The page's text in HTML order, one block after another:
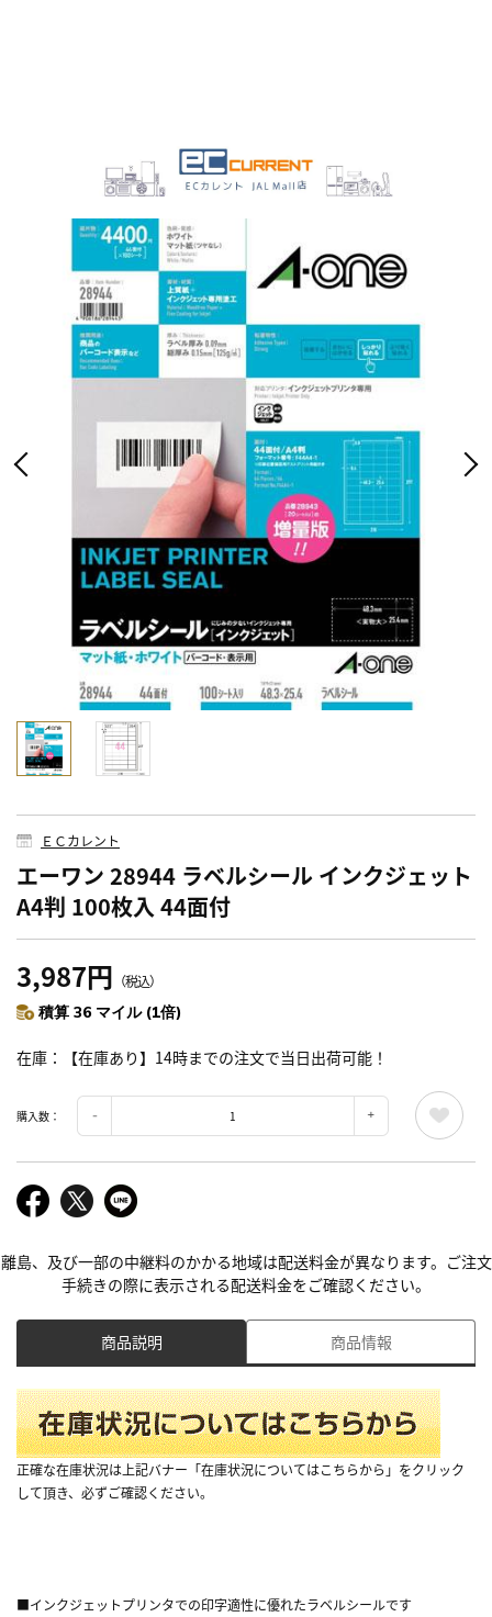
ＥＣカレント
エーワン 28944 ラベルシール インクジェット
A4判 100枚入 44面付
3,987円 （税込）
積算 36 マイル (1倍)
在庫 【在庫あり】14時までの注文で当日出荷可能！
購入数：
離島、及び一部の中継料のかかる地域は配送料金が異なります。ご注文
手続きの際に表示される配送料金をご確認ください。
商品説明 商品情報
正確な在庫状況は上記バナー「在庫状況についてはこちらから」をクリック
して頂き、必ずご確認ください。
■インクジェットプリンタでの印字適性に優れたラベルシールです